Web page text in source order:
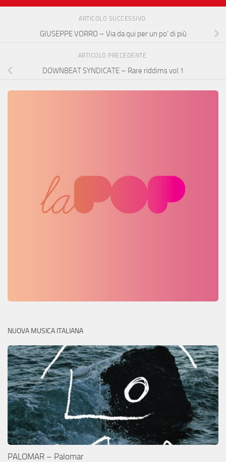
ARTICOLO SUCCESSIVO
GIUSEPPE VORRO – Via da qui per un po’ di più
ARTICOLO PRECEDENTE
DOWNBEAT SYNDICATE – Rare riddims vol.1
NUOVA MUSICA ITALIANA
PALOMAR – Palomar